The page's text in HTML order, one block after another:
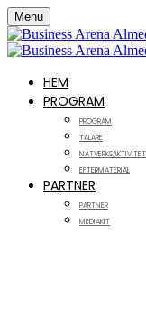
Menu
HEM
PROGRAM
PROGRAM
TALARE
EFTERMATERIAL
PARTNER
PARTNER
MEDIAKIT